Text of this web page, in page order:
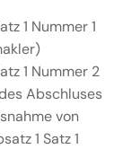
1 Nummer 1
1 Nummer 2
Abschluses
von
1 Satz 1